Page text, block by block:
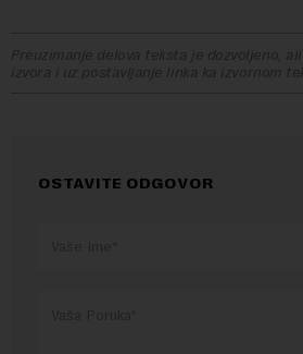
Preuzimanje delova teksta je dozvoljeno,
izvora i uz postavljanje linka ka izvornom
OSTAVITE ODGOVOR